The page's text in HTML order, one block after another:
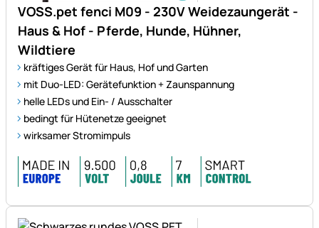
VOSS.pet fenci M09 - 230V Weidezaungerät -
Haus & Hof - Pferde, Hunde, Hühner,
Wildtiere
kräftiges Gerät für Haus, Hof und Garten
mit Duo-LED: Gerätefunktion + Zaunspannung
helle LEDs und Ein- / Ausschalter
bedingt für Hütenetze geeignet
wirksamer Stromimpuls